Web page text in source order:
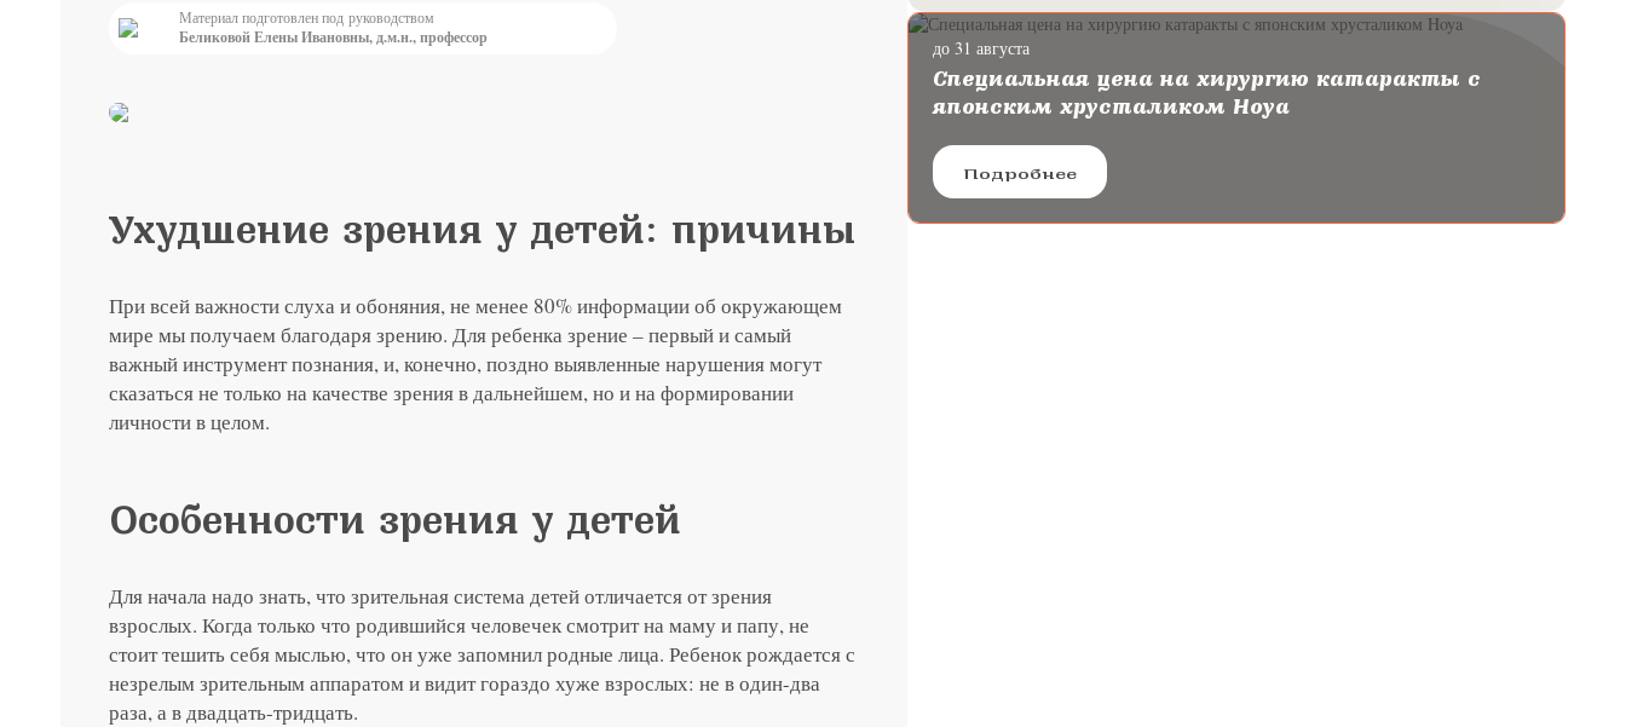
Материал подготовлен под руководством
Беликовой Елены Ивановны, д.м.н., профессор
Ухудшение зрения у детей: причины
При всей важности слуха и обоняния, не менее 80% информации об окружающем
мире мы получаем благодаря зрению. Для ребенка зрение – первый и самый
важный инструмент познания, и, конечно, поздно выявленные нарушения могут
сказаться не только на качестве зрения в дальнейшем, но и на формировании
личности в целом.
Особенности зрения у детей
Для начала надо знать, что зрительная система детей отличается от зрения
взрослых. Когда только что родившийся человечек смотрит на маму и папу, не
стоит тешить себя мыслью, что он уже запомнил родные лица. Ребенок рождается с
незрелым зрительным аппаратом и видит гораздо хуже взрослых: не в один-два
раза, а в двадцать-тридцать.
до 31 августа до 31 августа
Специальная цена на хирургию катаракты с
японским хрусталиком Hoya
Подробнее